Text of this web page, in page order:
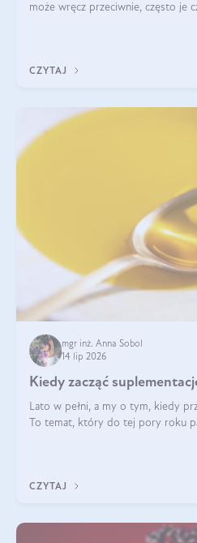
może wręcz przeciwnie, często je
CZYTAJ
mgr inż. Anna Sobol
14 lip 2026
Kiedy zacząć
Lato w pełni, a my o tym, kiedy
To temat, który do tej pory roku
CZYTAJ